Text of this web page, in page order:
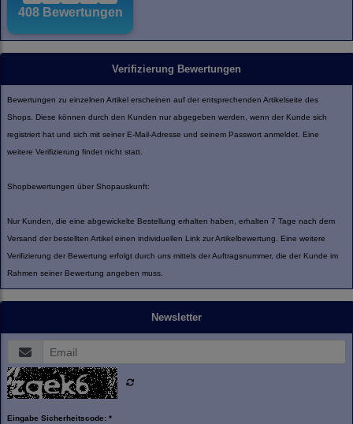
Verifizierung Bewertungen
Bewertungen zu einzelnen Artikel erscheinen auf der entsprechenden Artikelseite des
Shops. Diese können durch den Kunden nur abgegeben werden, wenn der Kunde sich
registriert hat und sich mit seiner E-Mail-Adresse und seinem Passwort anmeldet. Eine
weitere Verifizierung findet nicht statt.
Shopbewertungen über Shopauskunft:
Nur Kunden, die eine abgewickelte Bestellung erhalten haben, erhalten 7 Tage nach dem
Versand der bestellten Artikel einen individuellen Link zur Artikelbewertung. Eine weitere
Verifizierung der Bewertung erfolgt durch uns mittels der Auftragsnummer, die der Kunde im
Rahmen seiner Bewertung angeben muss.
Newsletter
Eingabe Sicherheitscode: *